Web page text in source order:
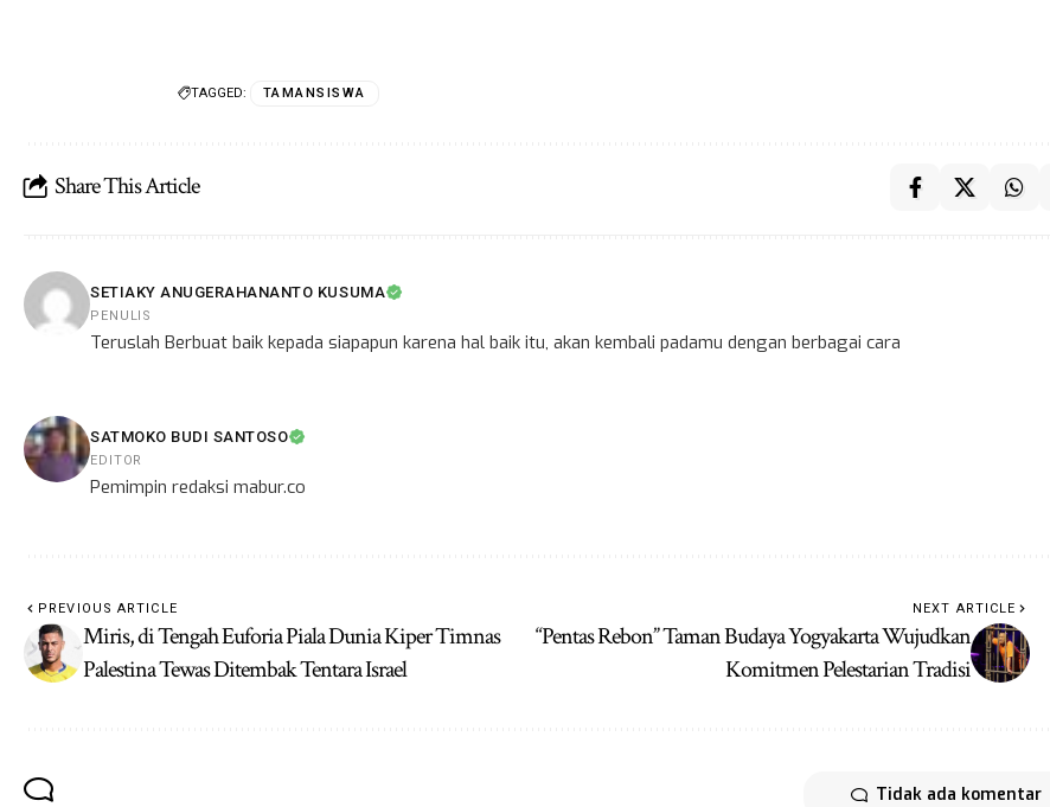
TAGGED: TAMANSISWA
Share This Article
SETIAKY ANUGERAHANANTO KUSUMA
PENULIS
Teruslah Berbuat baik kepada siapapun karena hal baik itu, akan kembali padamu dengan berbagai cara
SATMOKO BUDI SANTOSO
EDITOR
Pemimpin redaksi mabur.co
PREVIOUS ARTICLE
Miris, di Tengah Euforia Piala Dunia Kiper Timnas
Palestina Tewas Ditembak Tentara Israel
NEXT ARTICLE
“Pentas Rebon” Taman Budaya Yogyakarta Wujudkan
Komitmen Pelestarian Tradisi
Tidak ada komentar